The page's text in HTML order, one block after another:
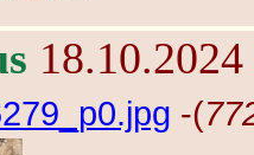
-(